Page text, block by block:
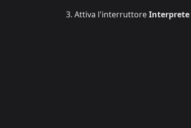
Attiva l'interruttoreInterprete